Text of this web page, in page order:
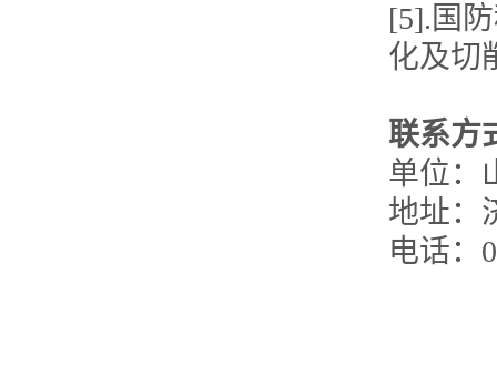
[5].国
化及切
联系方
单位：
地址
电话：